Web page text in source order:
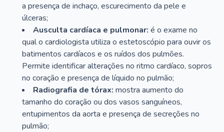
a presença de inchaço, escurecimento da pele e
úlceras;
Ausculta cardíaca e pulmonar: é o exame no
qual o cardiologista utiliza o estetoscópio para ouvir os
batimentos cardíacos e os ruídos dos pulmões.
Permite identificar alterações no ritmo cardíaco, sopros
no coração e presença de líquido no pulmão;
Radiografia de tórax: mostra aumento do
tamanho do coração ou dos vasos sanguíneos,
entupimentos da aorta e presença de secreções no
pulmão;